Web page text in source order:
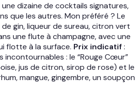
dizaine de cocktails signatures,
que les autres. Mon préféré ? Le
de gin, liqueur de sureau, citron vert
une flute à champagne, avec une
flotte à la surface. Prix indicatif:
incontournables : le “Rouge Cœur”
jus de citron, sirop de rose) et le
mangue, gingembre, un soupçon